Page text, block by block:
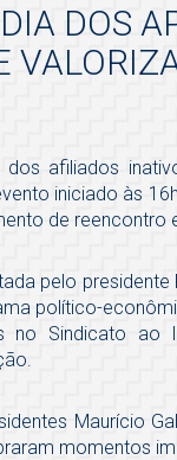
DOS
afiliados
iniciado às
de reencontro
pelo
político-
no Sindicato ao
Maurício
momentos